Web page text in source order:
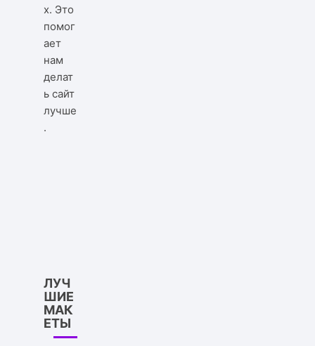
х. Это
помог
ает
нам
делат
ь сайт
лучше
.
ЛУЧ
ШИЕ
МАК
ЕТЫ